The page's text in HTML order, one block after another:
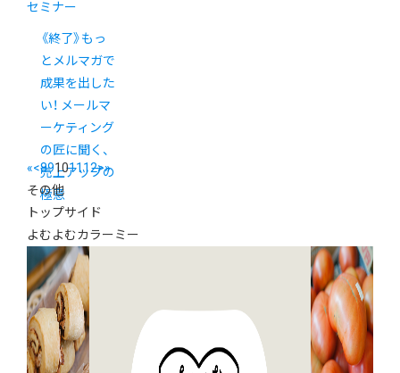
セミナー
《終了》もっ
とメルマガで
成果を出した
い！ メールマ
ーケティング
の匠に聞く、
売上アップの
極意
«<89101112>»
その他
トップサイド
よむよむカラーミー